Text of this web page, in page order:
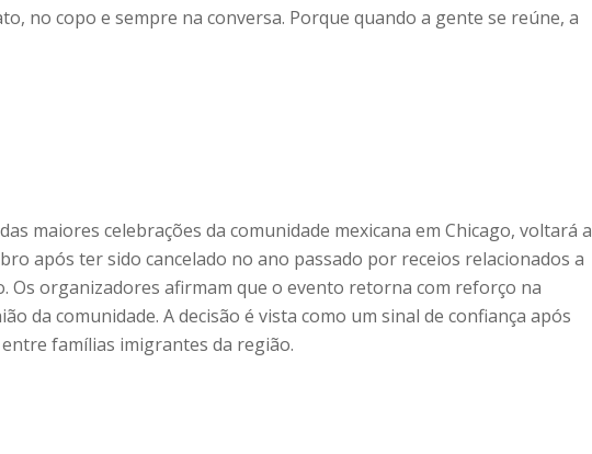
no copo e sempre na conversa. Porque quando a gente se reúne, a
maiores celebrações da comunidade mexicana em Chicago, voltará a
após ter sido cancelado no ano passado por receios relacionados a
Os organizadores afirmam que o evento retorna com reforço na
da comunidade. A decisão é vista como um sinal de confiança após
famílias imigrantes da região.